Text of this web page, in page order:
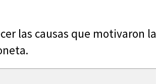
las causas que motivaron la